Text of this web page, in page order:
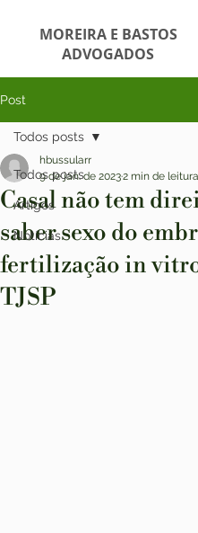
MOREIRA E BASTOS
ADVOGADOS
Post
Todos posts
Artigos
Notícias
Todos posts
Casal não tem
saber sexo do
fertilização in
TJSP
hbussularr
9 de jan. de 20232 min de leitura